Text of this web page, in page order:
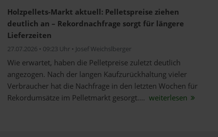
Holzpellets-Markt aktuell: Pelletspreise ziehen
deutlich an – Rekordnachfrage sorgt für längere
Lieferzeiten
27.07.2026 • 09:23 Uhr • Josef Weichslberger
Wie erwartet, haben die Pelletpreise zuletzt deutlich
angezogen. Nach der langen Kaufzurückhaltung vieler
Verbraucher hat die Nachfrage in den letzten Wochen für
Rekordumsätze im Pelletmarkt gesorgt.... weiterlesen